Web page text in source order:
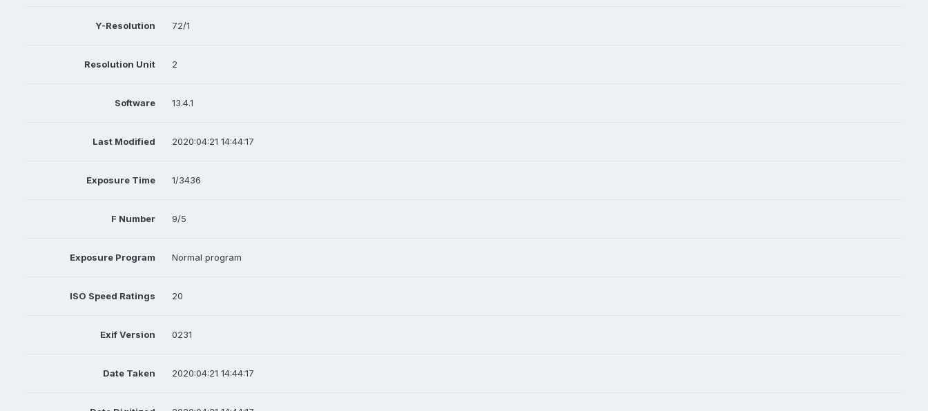
Y-Resolution 72/1
Resolution Unit 2
Software 13.4.1
Last Modified 2020:04:21 14:44:17
Exposure Time 1/3436
F Number 9/5
Exposure Program Normal program
ISO Speed Ratings 20
Exif Version 0231
Date Taken 2020:04:21 14:44:17